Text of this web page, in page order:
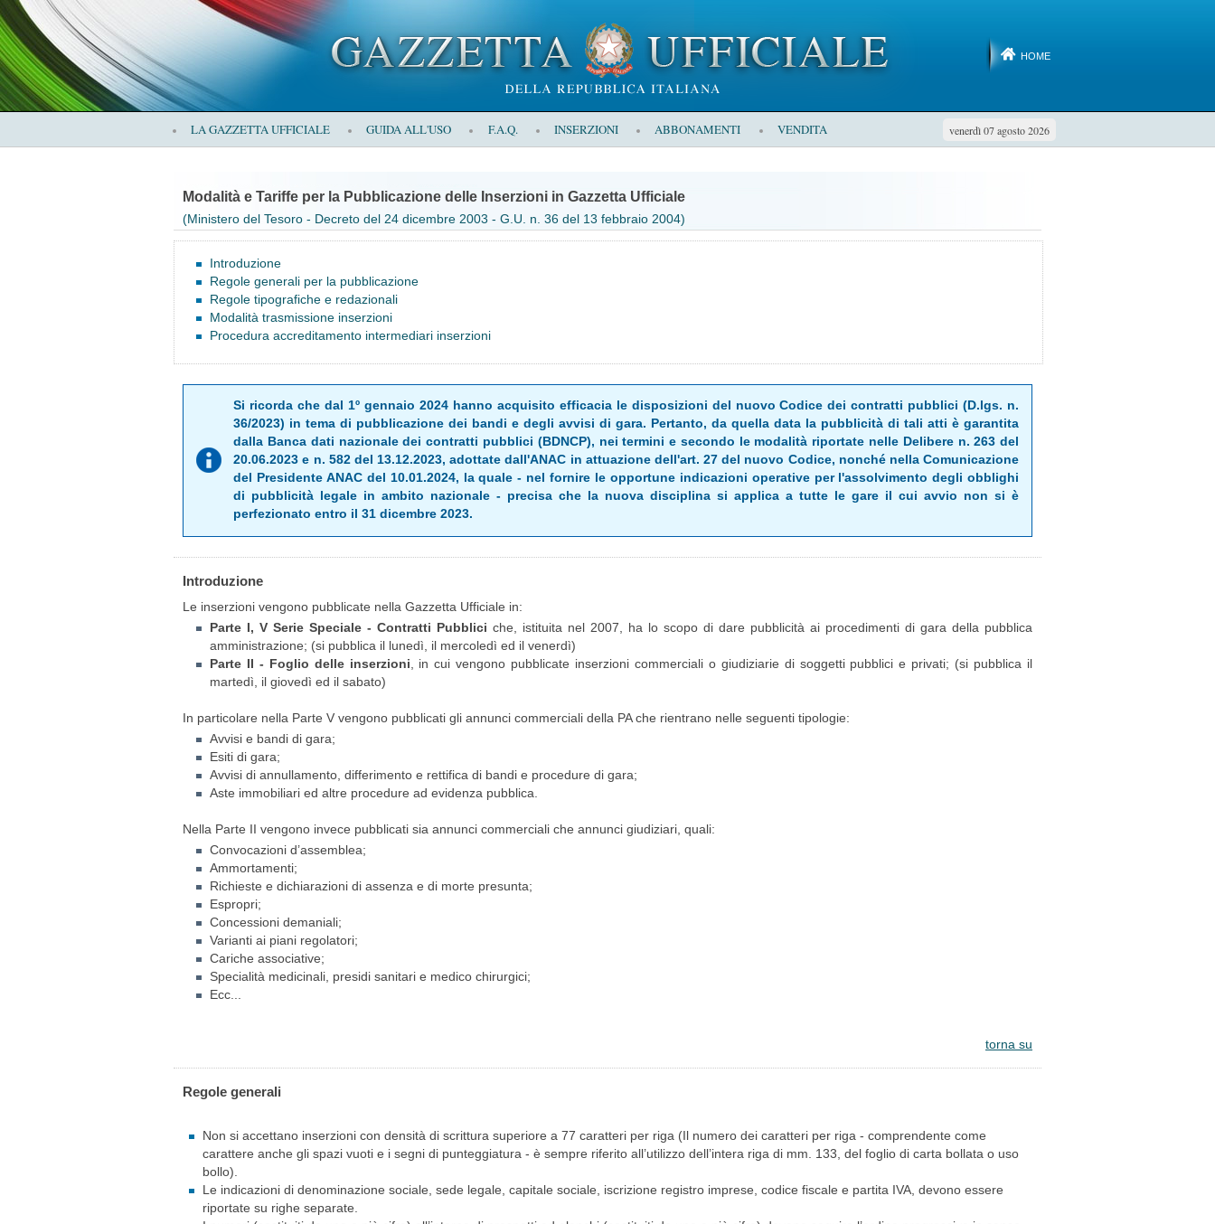
HOME
LA GAZZETTA UFFICIALE GUIDA ALL'USO F.A.Q. INSERZIONI ABBONAMENTI VENDITA venerdì 07 agosto 2026
×
GAZZETTA
UFFICIALE
GUIDA
ALL'USO
INSERZIONI
ABBONAMENTI
VENDITA
Modalità e Tariffe per la Pubblicazione delle Inserzioni in Gazzetta Ufficiale
(Ministero del Tesoro - Decreto del 24 dicembre 2003 - G.U. n. 36 del 13 febbraio 2004)
Introduzione
Regole generali per la pubblicazione
Regole tipografiche e redazionali
Modalità trasmissione inserzioni
Procedura accreditamento intermediari inserzioni
Si ricorda che dal 1º gennaio 2024 hanno acquisito efficacia le disposizioni del nuovo Codice dei contratti pubblici (D.lgs. n.
36/2023) in tema di pubblicazione dei bandi e degli avvisi di gara. Pertanto, da quella data la pubblicità di tali atti è garantita
dalla Banca dati nazionale dei contratti pubblici (BDNCP), nei termini e secondo le modalità riportate nelle Delibere n. 263 del
20.06.2023 e n. 582 del 13.12.2023, adottate dall'ANAC in attuazione dell'art. 27 del nuovo Codice, nonché nella Comunicazione
del Presidente ANAC del 10.01.2024, la quale - nel fornire le opportune indicazioni operative per l'assolvimento degli obblighi
di pubblicità legale in ambito nazionale - precisa che la nuova disciplina si applica a tutte le gare il cui avvio non si è
perfezionato entro il 31 dicembre 2023.
Introduzione
Le inserzioni vengono pubblicate nella Gazzetta Ufficiale in:
Parte I, V Serie Speciale - Contratti Pubblici che, istituita nel 2007, ha lo scopo di dare pubblicità ai procedimenti di gara della pubblica
amministrazione; (si pubblica il lunedì, il mercoledì ed il venerdì)
Parte II - Foglio delle inserzioni, in cui vengono pubblicate inserzioni commerciali o giudiziarie di soggetti pubblici e privati; (si pubblica il
martedì, il giovedì ed il sabato)
In particolare nella Parte V vengono pubblicati gli annunci commerciali della PA che rientrano nelle seguenti tipologie:
Avvisi e bandi di gara;
Esiti di gara;
Avvisi di annullamento, differimento e rettifica di bandi e procedure di gara;
Aste immobiliari ed altre procedure ad evidenza pubblica.
Nella Parte II vengono invece pubblicati sia annunci commerciali che annunci giudiziari, quali:
Convocazioni d’assemblea;
Ammortamenti;
Richieste e dichiarazioni di assenza e di morte presunta;
Espropri;
Concessioni demaniali;
Varianti ai piani regolatori;
Cariche associative;
Specialità medicinali, presidi sanitari e medico chirurgici;
Ecc...
torna su
Regole generali
Non si accettano inserzioni con densità di scrittura superiore a 77 caratteri per riga (Il numero dei caratteri per riga - comprendente come
carattere anche gli spazi vuoti e i segni di punteggiatura - è sempre riferito all’utilizzo dell’intera riga di mm. 133, del foglio di carta bollata o uso
bollo).
Le indicazioni di denominazione sociale, sede legale, capitale sociale, iscrizione registro imprese, codice fiscale e partita IVA, devono essere
riportate su righe separate.